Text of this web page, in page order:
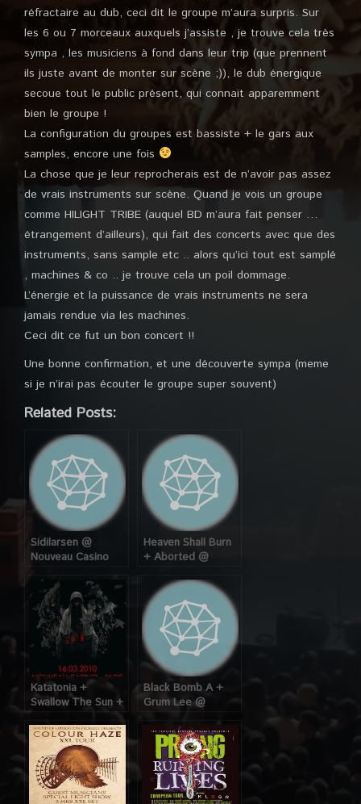
réfractaire au dub, ceci dit le groupe m’aura surpris. Sur
les 6 ou 7 morceaux auxquels j’assiste , je trouve cela très
sympa , les musiciens à fond dans leur trip (que prennent
ils juste avant de monter sur scène ;)), le dub énergique
secoue tout le public présent, qui connait apparemment
bien le groupe !
La configuration du groupes est bassiste + le gars aux
samples, encore une fois
La chose que je leur reprocherais est de n’avoir pas assez
de vrais instruments sur scène. Quand je vois un groupe
comme HILIGHT TRIBE (auquel BD m’aura fait penser …
étrangement d’ailleurs), qui fait des concerts avec que des
instruments, sans sample etc .. alors qu’ici tout est samplé
, machines & co .. je trouve cela un poil dommage.
L’énergie et la puissance de vrais instruments ne sera
jamais rendue via les machines.
Ceci dit ce fut un bon concert !!
Une bonne confirmation, et une découverte sympa (meme
si je n’irai pas écouter le groupe super souvent)
Related Posts:
Sidilarsen @
Nouveau Casino
Novembre 2008
Heaven Shall Burn
+ Aborted @
(Paris), le 4 Avril
2008
Katatonia +
Swallow The Sun +
Long Distance
Calling @ Nouveau
Casino (Paris), le
16 Mars 2010
Black Bomb A +
Grum Lee @
Nouveau Casino
(Paris), le 15
novembre 2006